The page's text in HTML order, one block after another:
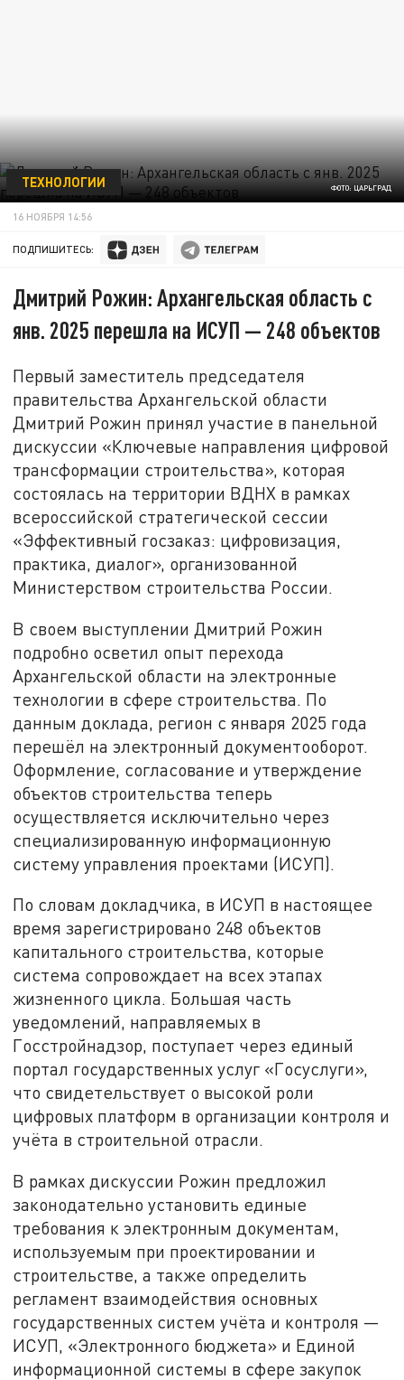
ФОТО: ЦАРЬГРАД
ТЕХНОЛОГИИ
16 НОЯБРЯ 14:56
ПОДПИШИТЕСЬ:
Дмитрий Рожин: Архангельская область с
янв. 2025 перешла на ИСУП — 248 объектов
Первый заместитель председателя
правительства Архангельской области
Дмитрий Рожин принял участие в панельной
дискуссии «Ключевые направления цифровой
трансформации строительства», которая
состоялась на территории ВДНХ в рамках
всероссийской стратегической сессии
«Эффективный госзаказ: цифровизация,
практика, диалог», организованной
Министерством строительства России.
В своем выступлении Дмитрий Рожин
подробно осветил опыт перехода
Архангельской области на электронные
технологии в сфере строительства. По
данным доклада, регион с января 2025 года
перешёл на электронный документооборот.
Оформление, согласование и утверждение
объектов строительства теперь
осуществляется исключительно через
специализированную информационную
систему управления проектами (ИСУП).
По словам докладчика, в ИСУП в настоящее
время зарегистрировано 248 объектов
капитального строительства, которые
система сопровождает на всех этапах
жизненного цикла. Большая часть
уведомлений, направляемых в
Госстройнадзор, поступает через единый
портал государственных услуг «Госуслуги»,
что свидетельствует о высокой роли
цифровых платформ в организации контроля и
учёта в строительной отрасли.
В рамках дискуссии Рожин предложил
законодательно установить единые
требования к электронным документам,
используемым при проектировании и
строительстве, а также определить
регламент взаимодействия основных
государственных систем учёта и контроля —
ИСУП, «Электронного бюджета» и Единой
информационной системы в сфере закупок